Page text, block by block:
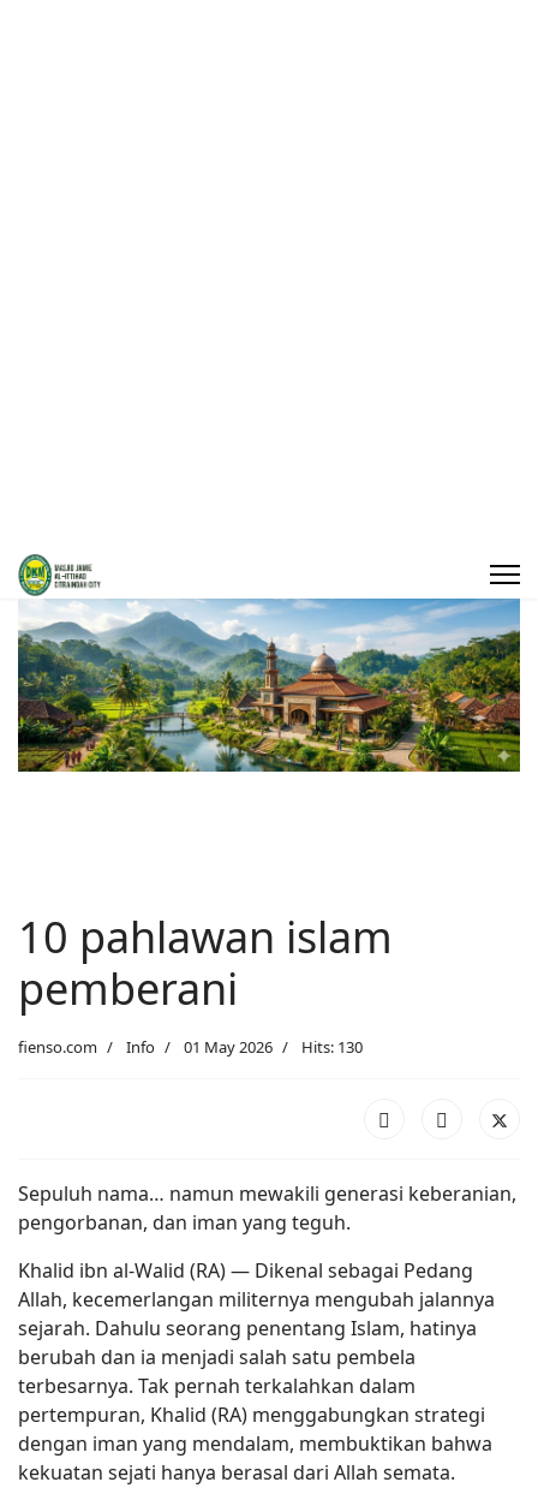
10 pahlawan islam
pemberani
fienso.com Info 01 May 2026 Hits: 130
Sepuluh nama… namun mewakili generasi keberanian,
pengorbanan, dan iman yang teguh.
Khalid ibn al-Walid (RA) — Dikenal sebagai Pedang
Allah, kecemerlangan militernya mengubah jalannya
sejarah. Dahulu seorang penentang Islam, hatinya
berubah dan ia menjadi salah satu pembela
terbesarnya. Tak pernah terkalahkan dalam
pertempuran, Khalid (RA) menggabungkan strategi
dengan iman yang mendalam, membuktikan bahwa
kekuatan sejati hanya berasal dari Allah semata.